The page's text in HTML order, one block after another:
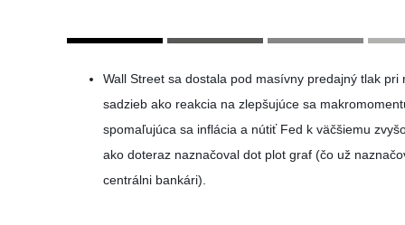
Wall Street sa dostala pod masívny predajný tlak pri
sadzieb ako reakcia na zlepšujúce sa
spomaľujúca sa inflácia a nútiť Fed k väčšiemu
ako doteraz naznačoval dot plot graf (čo už
centrálni bankári).